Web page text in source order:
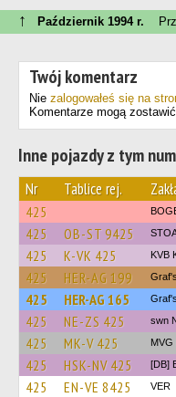
↑ Październik 1994 r.
Twój komentarz
Nie zalogowałeś się na
Komentarze mogą
Inne pojazdy z tym
Nr Tablice rej.
425
425 OB-ST 9425
425 K-VK 425 KVB
425 HER-AG 199
425 HER-AG 165
425 NE-ZS 425 swn
425 MK-V 425 MVG
425 HSK-NV 425 [DB]
425 EN-VE 8425 VER